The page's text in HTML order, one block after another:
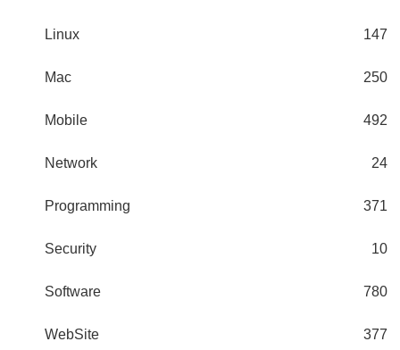
Linux 147
Mac 250
Mobile 492
Network 24
Programming 371
Security 10
Software 780
WebSite 377